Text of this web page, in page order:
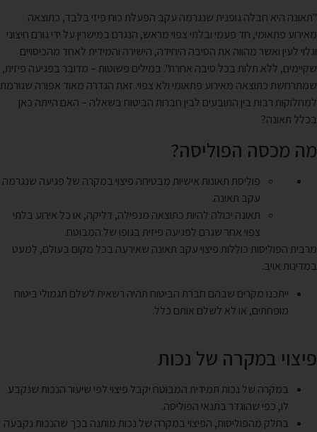
"תאונה היא חבלה גופנית שנגרמה עקב הפעלת כוח פיזי בלבד, כתוצאה
מאירוע פתאומי, חד פעמי ובלתי צפוי מראש, הנגרם במישרין על ידי גורם חיצוני
וגלוי לעין ואשר מהווה את הסיבה היחידה, הישירה והמידית לאחד מהכיסויים
שקיימים, ללא תלות בכל סיבה אחרת". במילים פשוטות – מדובר בפגיעה פיזית,
שמתרחשת כתוצאה מאירוע פתאומי ולא צפוי. זאת הגדרה מאוד אפורה שגורמת
למחלוקות רבות בין התובעים לבין חברות הביטוח בשאלה – האם הייתה כאן
בכלל תאונה?
מה מכסה הפוליסה?
פוליסת תאונות אישיות מבטיחה פיצוי במקרה של פגיעה שנגרמה
עקב תאונה.
תאונה יכולה להיות כתוצאה מנפילה, דליקה, או כל אירוע בלתי
צפוי אחר שגרם לפגיעה פיזית בגופו של המבוטח.
מרבית הפוליסות כוללות פיצוי עקב תאונה שאירעה בכל מקום בעולם, למעט
במדינות אויב.
ייתכנו מקרים שבהם חברת הביטוח תהיה רשאית לשלם תגמולי ביטוח
מופחתים, או לא לשלם אותם כלל.
פיצוי במקרה של נכות
במקרה של נכות תמידית המבוטח יקבל פיצוי לפי שיעור הנכות שנקבע
לו, כפי שהוגדר בתנאי הפוליסה.
בחלק מהפוליסות, הפיצוי במקרה של נכות מותנה בכך שהנכות נקבעה